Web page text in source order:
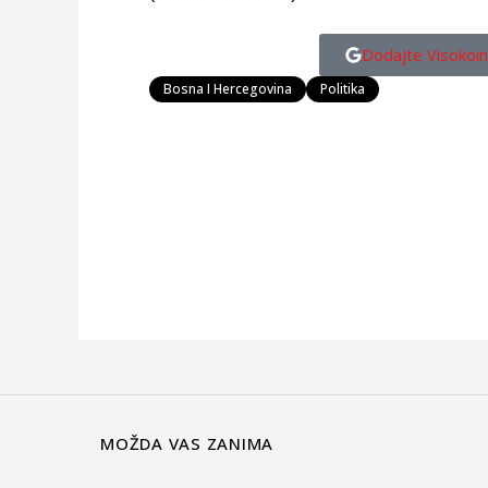
Dodajte
Bosna I Hercegovina Politika
MOŽDA VAS ZANIMA